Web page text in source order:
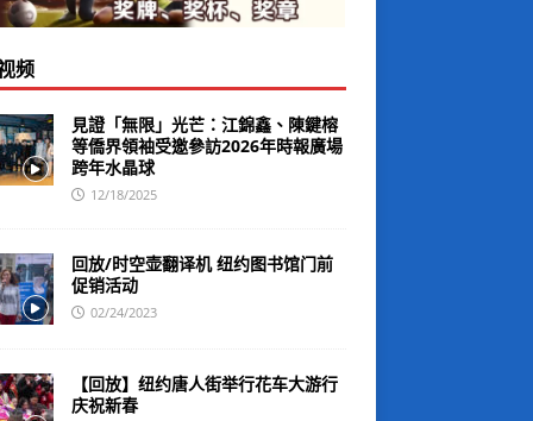
频
見證「無限」光芒：江錦鑫、陳鍵榕
等僑界領袖受邀參訪2026年時報廣場
跨年水晶球
12/18/2025
回放/时空壶翻译机 纽约图书馆门前
促销活动
02/24/2023
【回放】纽约唐人街举行花车大游行
庆祝新春